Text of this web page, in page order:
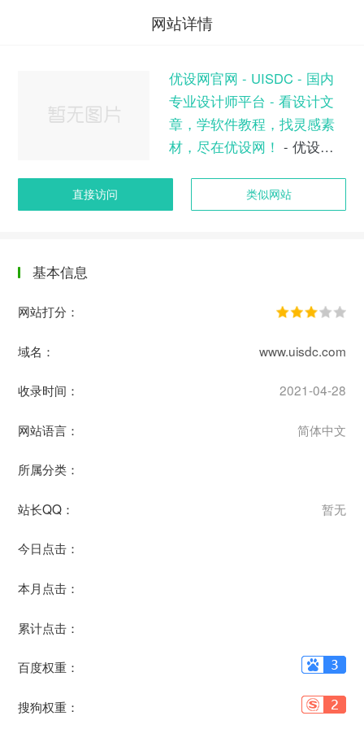
网站详情
优设网官网 - UISDC - 国内
专业设计师平台 - 看设计文
章，学软件教程，找灵感素
材，尽在优设网！ - 优设网
计师平台 - 看设计文章，学
软件教程，找灵感素材，尽
直接访问 类似网站
基本信息
网站打分：
域名： www.uisdc.com
收录时间： 2021-04-28
网站语言： 简体中文
所属分类：
站长QQ： 暂无
今日点击：
本月点击：
累计点击：
百度权重：
搜狗权重：